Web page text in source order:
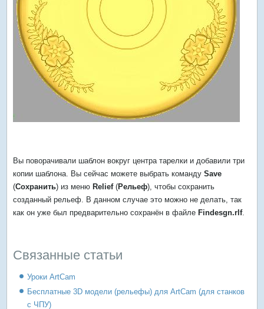
Вы поворачивали шаблон вокруг центра тарелки и добавили три
копии шаблона. Вы сейчас можете выбрать командуSave
(Сохранить) из менюRelief(Рельеф), чтобы сохранить
созданный рельеф. В данном случае это можно не делать, так
как он уже был предварительно сохранён в файлеFindesgn.rlf.
Связанные статьи
Уроки ArtCam
Бесплатные 3D модели (рельефы) для ArtCam (для станков
с ЧПУ)